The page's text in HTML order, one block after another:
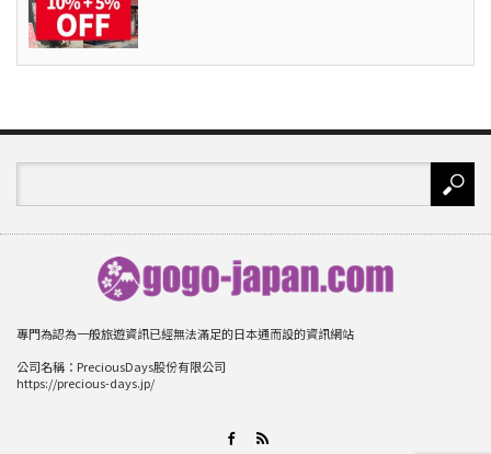
專門為認為一般旅遊資訊已經無法滿足的日本通而設的資訊網站
公司名稱：PreciousDays股份有限公司
https://precious-days.jp/
Facebook